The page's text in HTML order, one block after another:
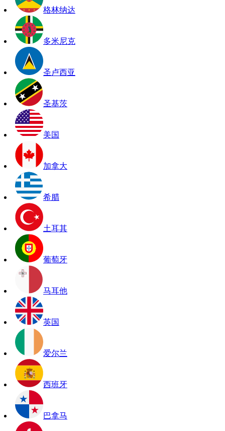
格林纳达
多米尼克
圣卢西亚
圣基茨
美国
加拿大
希腊
土耳其
葡萄牙
马耳他
英国
爱尔兰
西班牙
巴拿马